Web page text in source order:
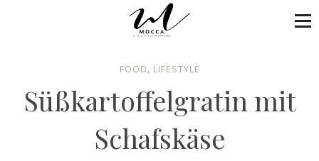
FOOD, LIFESTYLE
Süßkartoffelgratin mit
Schafskäse